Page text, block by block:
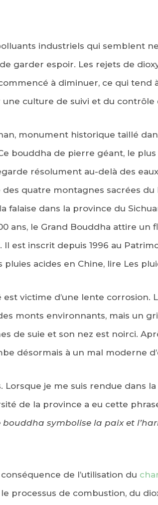
industriels qui semblent
garder espoir. Les rejets de
à diminuer, ce qui tend
une culture de suivi et du contrôle
monument historique taillé
bouddha de pierre géant, le plus
résolument au-delà des
des quatre montagnes sacrées
falaise dans la province du
ans, le Grand Bouddha attire
est inscrit depuis 1996 au
pluies acides en Chine, lire Les
est victime d’une lente corrosion.
monts environnants, mais un
de suie et son nez est noirci.
désormais à un mal moderne
Lorsque je me suis rendue dans
de la province a eu cette
bouddha symbolise la paix et
de l’utilisation du
processus de combustion, du